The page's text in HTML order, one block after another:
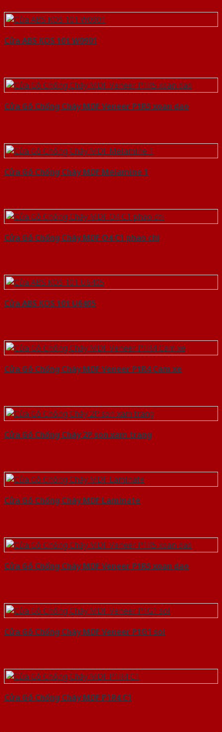
Cửa ABS KOS 101 W0901
Cửa Gỗ Chống Cháy MDF Veneer P1R5 xoan dao
Cửa Gỗ Chống Cháy MDF Melamine 1
Cửa Gỗ Chống Cháy MDF O4 C1 phao chi
Cửa ABS KOS 101 U6405
Cửa Gỗ Chống Cháy MDF Veneer P1R4 Cam xe
Cửa Gỗ Chống Cháy 2P son xam trang
Cửa Gỗ Chống Cháy MDF Laminate
Cửa Gỗ Chống Cháy MDF Veneer P1R5 xoan dao
Cửa Gỗ Chống Cháy MDF Veneer P1G1 soi
Cửa Gỗ Chống Cháy MDF P1R4 C1